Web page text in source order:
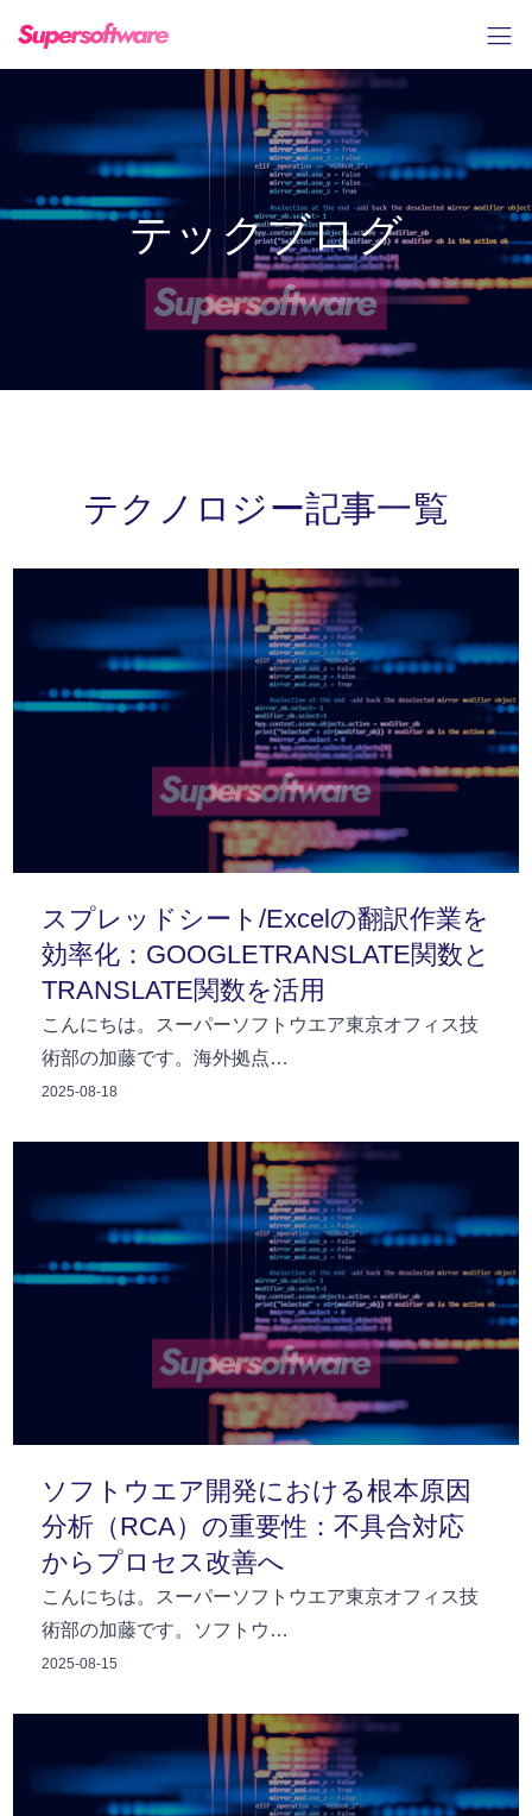
テックブログ
テクノロジー記事一覧
スプレッドシート/Excelの翻訳作業を
効率化：GOOGLETRANSLATE関数と
TRANSLATE関数を活用
こんにちは。スーパーソフトウエア東京オフィス技
術部の加藤です。海外拠点…
2025-08-18
ソフトウエア開発における根本原因
分析（RCA）の重要性：不具合対応
からプロセス改善へ
こんにちは。スーパーソフトウエア東京オフィス技
術部の加藤です。ソフトウ…
2025-08-15